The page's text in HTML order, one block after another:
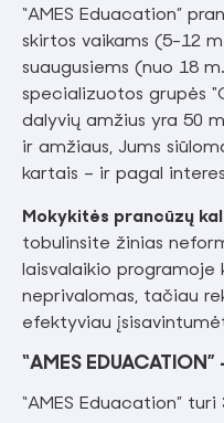
“AMES Eduacation”
skirtos vaikams (5-12
suaugusiems (nuo 18
specializuotos grupės
dalyvių amžius yra 50
ir amžiaus, Jums
kartais – ir pagal
Mokykitės prancūzų
tobulinsite žinias
laisvalaikio programoje
neprivalomas, tačiau
efektyviau
“AMES EDUACATION”
“AMES Eduacation”